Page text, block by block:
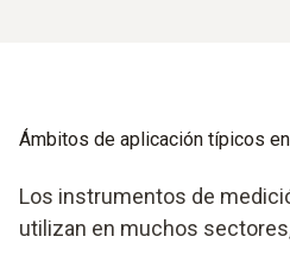
sistemas de control.
Ámbitos de aplicación típicos
Los instrumentos de
utilizan en muchos